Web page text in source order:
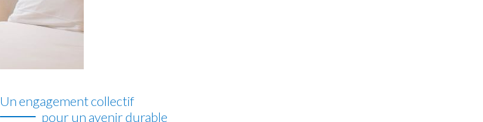
Un engagement collectif
pour un avenir durable